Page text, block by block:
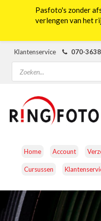
Klantenservice
070-
Producten
zoeken
Home Account
Cursussen
CAMERA’S OBJECTIEVEN
Pasfoto's zonder
verlengen van het